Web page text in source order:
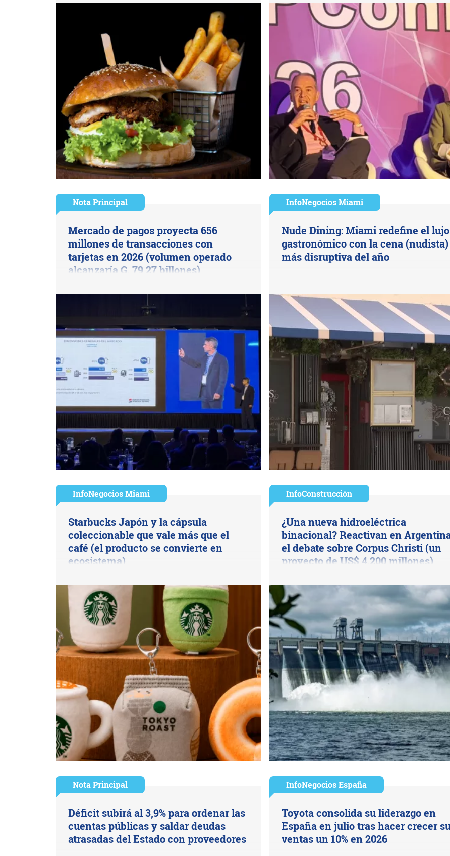
Nota Principal
Mercado de pagos proyecta 656
millones de transacciones con
tarjetas en 2026 (volumen operado
alcanzaría G. 79,27 billones)
InfoNegocios Miami
Nude Dining: Miami redefine el lujo
gastronómico con la cena (nudista)
más disruptiva del año
InfoNegocios Miami
Starbucks Japón y la cápsula
coleccionable que vale más que el
café (el producto se convierte en
ecosistema)
InfoConstrucción
¿Una nueva hidroeléctrica
binacional? Reactivan en
el debate sobre Corpus Christi (un
proyecto de US$ 4.200 millones)
Nota Principal
Déficit subirá al 3,9% para ordenar las
cuentas públicas y saldar deudas
atrasadas del Estado con proveedores
InfoNegocios España
Toyota consolida su liderazgo en
España en julio tras hacer crecer
ventas un 10% en 2026